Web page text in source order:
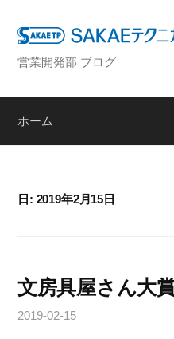
営業開発部 ブログ
ホーム
日: 2019年2月15日
文房具屋さん大
2019-02-15